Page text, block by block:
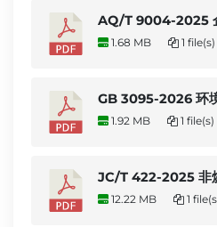
AQ/T 9004-2025
1.68 MB 1 file(s)
GB 3095-2026 环
1.92 MB 1 file(s)
JC/T 422-2025 非
12.22 MB 1